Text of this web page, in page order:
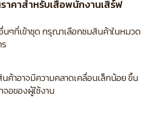
าคาสำหรับเสื้อพนักงานเสิร์ฟ
ๆที่เข้าชุด กรุณาเลือกชมสินค้าในหมวด
ค้าอาจมีความคลาดเคลื่อนเล็กน้อย ขึ้น
อของผู้ใช้งาน